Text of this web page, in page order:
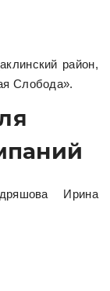
район,
Слобода».
Ирина